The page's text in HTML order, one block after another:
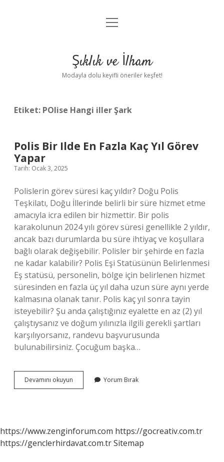
Anasayfa
Yasal Uyarı
menüyü
Şıklık ve İlham
Modayla dolu keyifli öneriler keşfet!
Etiket: POlise Hangi iller Şark
Polis Bir Ilde En Fazla Kaç Yıl Görev
Yapar
Tarih: Ocak 3, 2025
Polislerin görev süresi kaç yıldır? Doğu Polis
Teşkilatı, Doğu İllerinde belirli bir süre hizmet etme
amacıyla icra edilen bir hizmettir. Bir polis
karakolunun 2024 yılı görev süresi genellikle 2 yıldır,
ancak bazı durumlarda bu süre ihtiyaç ve koşullara
bağlı olarak değişebilir. Polisler bir şehirde en fazla
ne kadar kalabilir? Polis Eşi Statüsünün Belirlenmesi
Eş statüsü, personelin, bölge için belirlenen hizmet
süresinden en fazla üç yıl daha uzun süre aynı yerde
kalmasına olanak tanır. Polis kaç yıl sonra tayin
isteyebilir? Şu anda çalıştığınız eyalette en az (2) yıl
çalıştıysanız ve doğum yılınızla ilgili gerekli şartları
karşılıyorsanız, randevu başvurusunda
bulunabilirsiniz. Çocuğum başka…
Devamını okuyun
Bir
Yıl
Görev
Yorum Bırak
https://www.zenginforum.com https://gocreativ.com.tr
https://genclerhirdavat.com.trSitemap